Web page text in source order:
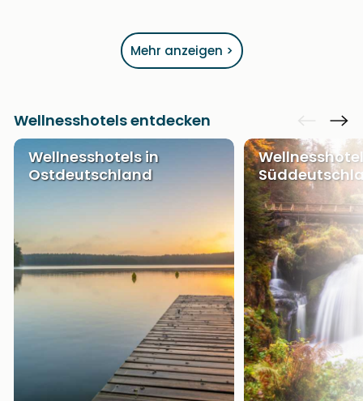
Mehr anzeigen >
Wellnesshotels entdecken
Wellnesshotels in
Ostdeutschland